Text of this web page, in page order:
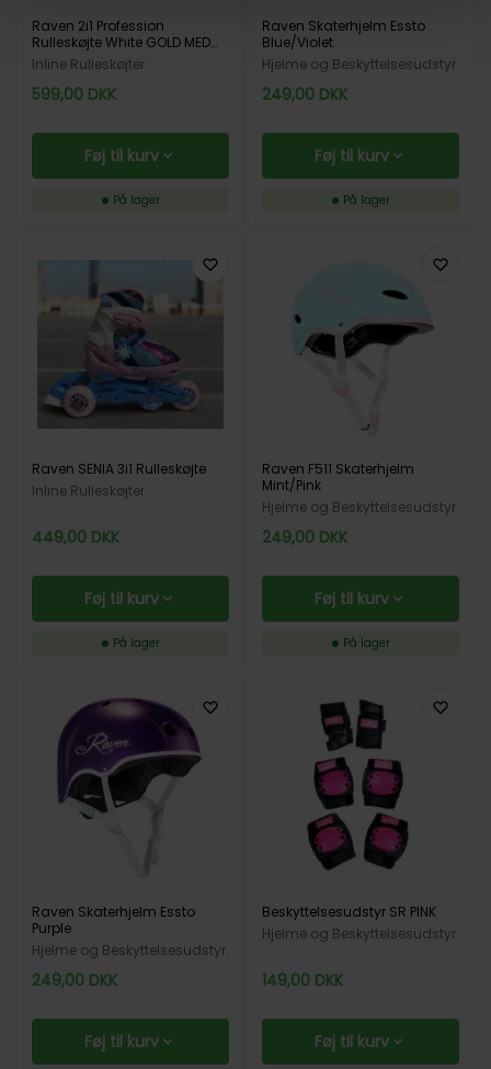
Raven 2i1 Profession
Rulleskøjte White GOLD MED
ISSKØJTE
Inline Rulleskøjter
599,00 DKK
Føj til kurv
På lager
Raven Skaterhjelm Essto
Blue/Violet
Hjelme og Beskyttelsesudstyr
249,00 DKK
Føj til kurv
På lager
Raven SENIA 3i1 Rulleskøjte
Inline Rulleskøjter
449,00 DKK
Føj til kurv
På lager
Raven F511 Skaterhjelm
Mint/Pink
Hjelme og Beskyttelsesudstyr
249,00 DKK
Føj til kurv
På lager
Raven Skaterhjelm Essto
Purple
Hjelme og Beskyttelsesudstyr
249,00 DKK
Føj til kurv
Beskyttelsesudstyr SR PINK
Hjelme og Beskyttelsesudstyr
149,00 DKK
Føj til kurv